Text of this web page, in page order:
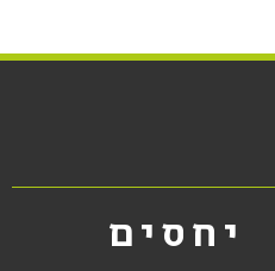
יחסים